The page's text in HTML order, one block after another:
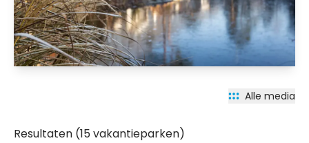
Alle media
Resultaten (15 vakantieparken)